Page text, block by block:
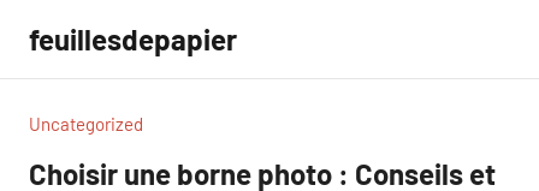
contenu
feuillesdepapier
Uncategorized
Choisir une borne photo : Conseils et